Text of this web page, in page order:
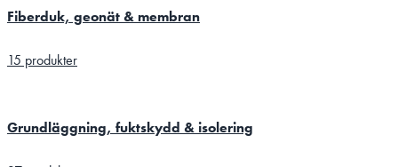
Fiberduk, geonät & membran
15 produkter
Grundläggning, fuktskydd & isolering